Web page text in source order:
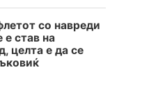
со навреди
е став на
целта е да се